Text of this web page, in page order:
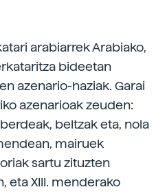
arabiarrek Arabiako,
bideetan
azenario-haziak. Garai
azenarioak zeuden:
beltzak eta, nola
mairuek
sartu zituzten
eta XIII. menderako